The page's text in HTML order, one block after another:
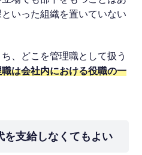
いった組織を置いていない
、どこを管理職として扱う
職は会社内における役職の一
を支給しなくてもよい